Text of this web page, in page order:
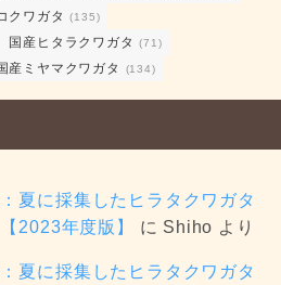
クワガタ (135)
国産ヒタラクワガタ (71)
産ミヤマクワガタ (134)
夏に採集したヒラタクワガタ
2023年度版】
に Shiho より
夏に採集したヒラタクワガタ